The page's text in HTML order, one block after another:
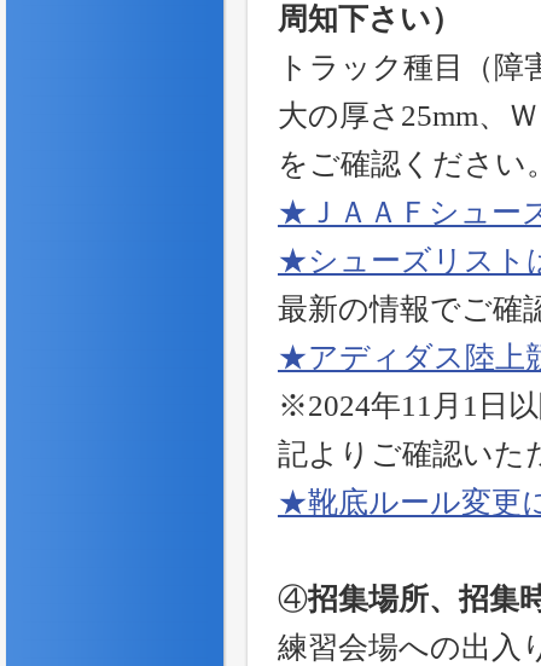
周知下さい）
トラック種目（障
大の厚さ25mm、
をご確認ください
★ＪＡＡＦシュー
★シューズリスト
最新の情報でご確
★アディダス陸上
※2024年11月1日
記よりご確認いた
★靴底ルール変更
④招集場所、招集
練習会場への出入